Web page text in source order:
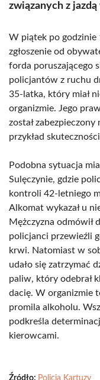
związanych z
W piątek po godzinie
zgłoszenie od
forda poruszającego
policjantów z ruchu
35-latka, który miał
organizmie. Jego
został
przykład
Podobna sytuacja
Sulęczynie, gdzie
kontroli 42-letniego
Alkomat wykazał u
Mężczyzna odmówił
policjanci przewieźli
krwi. Natomiast w
udało się zatrzymać
paliw, który odebrał
dacię. W organizmie
promila alkoholu.
podkreśla
kierowcami.
Źródło: Policja Kartuzy